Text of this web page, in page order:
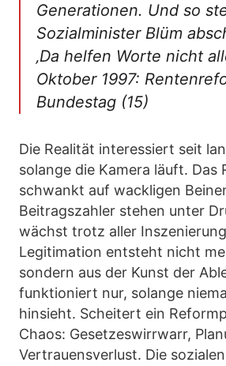
Generationen. Und so
Sozialminister Blüm
‚Da helfen Worte nicht
Oktober 1997:
Bundestag (15)
Die Realität interessiert seit
solange die Kamera läuft. Das
schwankt auf wackligen
Beitragszahler stehen unter
wächst trotz aller
Legitimation entsteht nicht
sondern aus der Kunst der
funktioniert nur, solange
hinsieht. Scheitert ein
Chaos: Gesetzeswirrwarr,
Vertrauensverlust. Die sozialen